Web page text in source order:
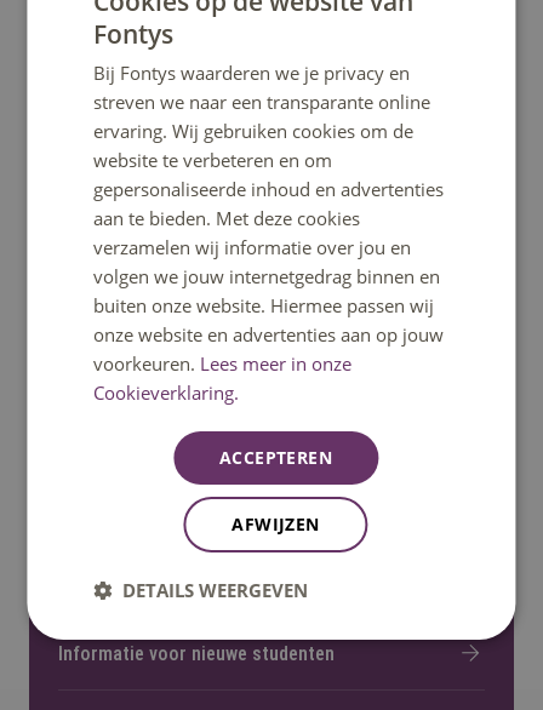
Stuur een mail
Stel een vraag
Ga snel naar
Home
Opleidingen
Fontys helpt
Informatie voor nieuwe studenten
Fontys
Bij Fontys waarderen we je privacy en
streven we naar een transparante online
ervaring. Wij gebruiken cookies om de
website te verbeteren en om
gepersonaliseerde inhoud en advertenties
aan te bieden. Met deze cookies
verzamelen wij informatie over jou en
volgen we jouw internetgedrag binnen en
buiten onze website. Hiermee passen wij
onze website en advertenties aan op jouw
voorkeuren. Lees meer in onze
Cookieverklaring.
ACCEPTEREN
AFWIJZEN
DETAILS WEERGEVEN